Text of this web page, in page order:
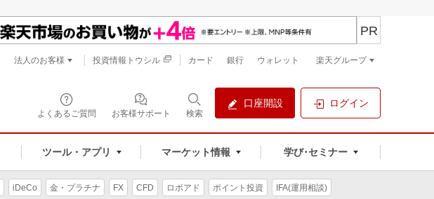
よくあるご質問 お客様サポート 検索
口座開設 ログイン
ツール・アプリ マーケット情報 学び･セミナー
PR
法人のお客様 投資情報トウシル カード 銀行 ウォレット 楽天グループ
iDeCo 金・プラチナ FX CFD ロボアド ポイント投資 IFA(運用相談)